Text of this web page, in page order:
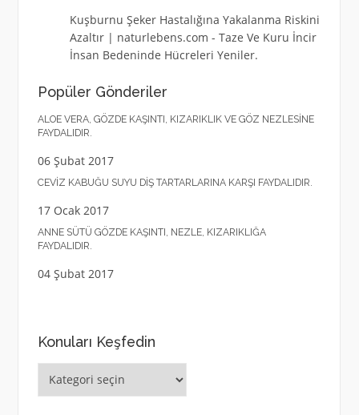
Kuşburnu Şeker Hastalığına Yakalanma Riskini
Azaltır | naturlebens.com - Taze Ve Kuru İncir
İnsan Bedeninde Hücreleri Yeniler.
Popüler Gönderiler
ALOE VERA, GÖZDE KAŞINTI, KIZARIKLIK VE GÖZ NEZLESINE
FAYDALIDIR.
06 Şubat 2017
CEVIZ KABUĞU SUYU DIŞ TARTARLARINA KARŞI FAYDALIDIR.
17 Ocak 2017
ANNE SÜTÜ GÖZDE KAŞINTI, NEZLE, KIZARIKLIĞA
FAYDALIDIR.
04 Şubat 2017
Konuları Keşfedin
Keşfedin